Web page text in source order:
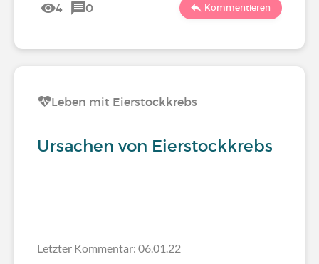
4 0 Kommentieren
Leben mit Eierstockkrebs
Ursachen von Eierstockkrebs
Letzter Kommentar: 06.01.22